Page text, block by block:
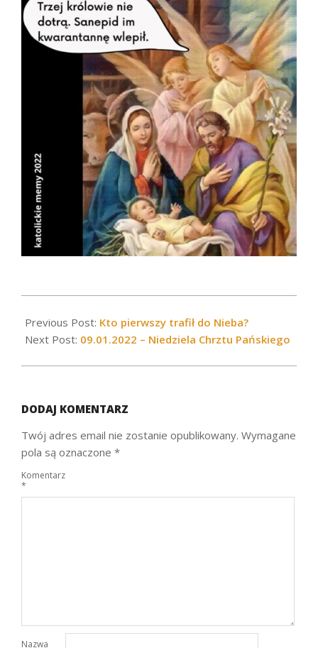
01-
06
Previous Post: Kto pierwszy trafił do Nieba?
Next Post: 09.01.2022 – Niedziela Chrztu Pańskiego
DODAJ KOMENTARZ
Twój adres email nie zostanie opublikowany. Wymagane
pola są oznaczone *
Komentarz
*
Nazwa